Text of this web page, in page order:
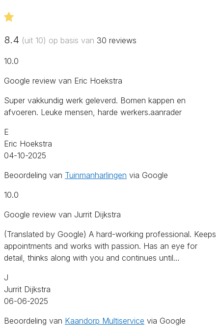
8.4 (uit 10) op basis van 30 reviews
10.0
Google review van Eric Hoekstra
Super vakkundig werk geleverd. Bomen kappen en
afvoeren. Leuke mensen, harde werkers.aanrader
E
Eric Hoekstra
04-10-2025
Beoordeling van Tuinmanharlingen via Google
10.0
Google review van Jurrit Dijkstra
(Translated by Google) A hard-working professional. Keeps
appointments and works with passion. Has an eye for
detail, thinks along with you and continues until…
J
Jurrit Dijkstra
06-06-2025
Beoordeling van Kaandorp Multiservice via Google